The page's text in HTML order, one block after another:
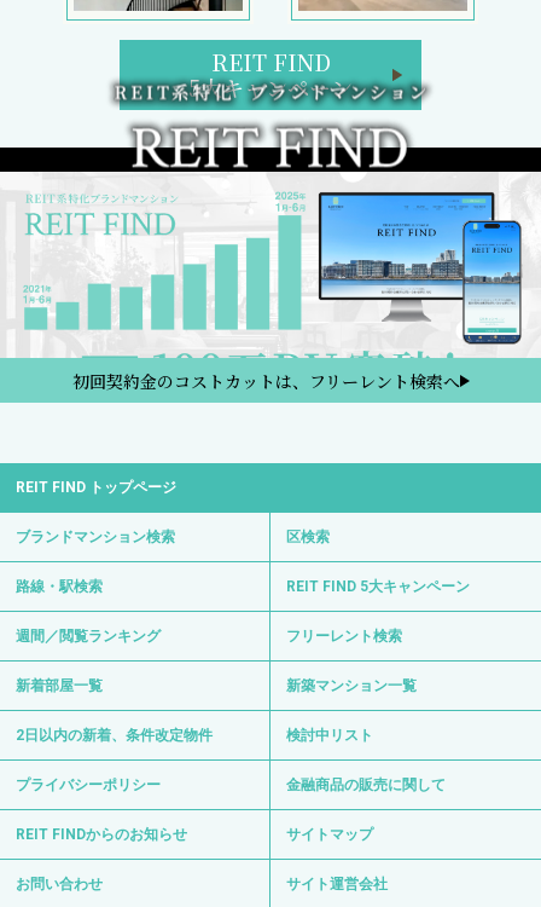
REIT FIND
5大キャンペーン
初回契約金のコストカットは、フリーレント検索へ
REIT FIND トップページ
ブランドマンション検索 区検索
路線・駅検索 REIT FIND 5大キャンペーン
週間／閲覧ランキング フリーレント検索
新着部屋一覧 新築マンション一覧
2日以内の新着、条件改定物件 検討中リスト
プライバシーポリシー 金融商品の販売に関して
REIT FINDからのお知らせ サイトマップ
お問い合わせ サイト運営会社